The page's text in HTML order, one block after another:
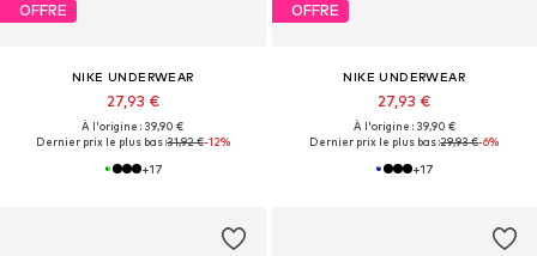
OFFRE
NIKE UNDERWEAR
27,93 €
À l'origine : 39,90 €
Dernier prix le plus bas :31,92 €-12%
+17
OFFRE
NIKE UNDERWEAR
27,93 €
À l'origine : 39,90 €
Dernier prix le plus bas :29,93 €-6%
+17